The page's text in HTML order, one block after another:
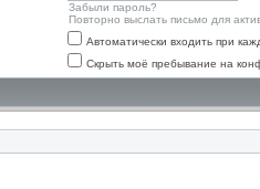
Забыли пароль?
Повторно выслать письмо для
Автоматически входить при
Скрыть моё пребывание на